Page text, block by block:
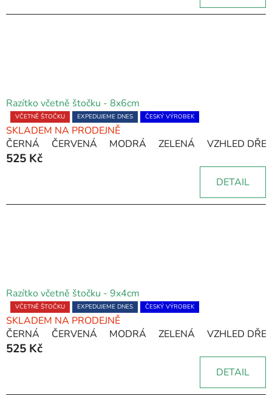
Razítko včetně štočku - 8x6cm
Průměrné
hodnocení
produktu
je
VČETNĚ ŠTOČKU EXPEDUJEME DNES ČESKÝ VÝROBEK
SKLADEM NA PRODEJNĚ
ČERNÁ
ČERVENÁ MODRÁ ZELENÁ VZHLED
525 Kč
DETAIL
Razítko včetně štočku - 9x4cm
Průměrné
hodnocení
produktu
je
VČETNĚ ŠTOČKU EXPEDUJEME DNES ČESKÝ VÝROBEK
SKLADEM NA PRODEJNĚ
ČERNÁ
ČERVENÁ MODRÁ ZELENÁ VZHLED
525 Kč
DETAIL